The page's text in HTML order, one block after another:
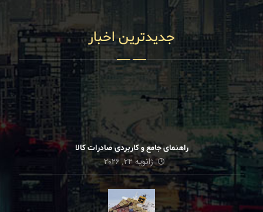
جدیدترین اخبار
راهنمای جامع و کاربردی صادرات کالا
ژانویه ۲۴, ۲۰۲۶